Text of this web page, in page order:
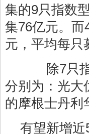
集的9只指数
集76亿元。而
元，平均每只
除7只指
分别为：光大
的摩根士丹利
有望新增近